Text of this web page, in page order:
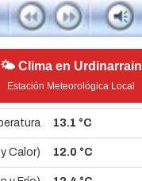
🌤 Clima en Urdinarrain
Estación Meteorológica Local